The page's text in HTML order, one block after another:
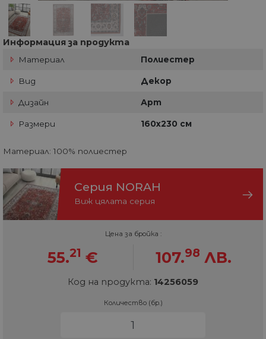
Информация за продукта
Материал Полиестер
Вид Декор
Дизайн Арт
Размери 160х230 см
Материал: 100% полиестер
Серия NORAH
Виж цялата серия
Цена за бройка :
55.21 € 107.98 ЛВ.
Код на продукта: 14256059
Количество (бр.)